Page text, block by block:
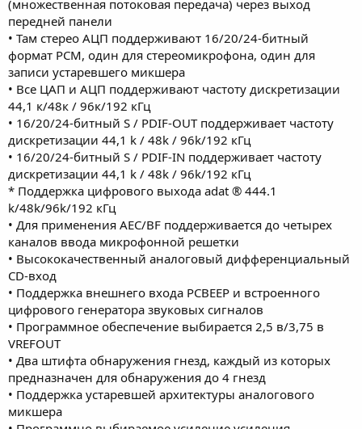
(множественная потоковая передача) через выход
передней панели
• Там стерео АЦП поддерживают 16/20/24-битный
формат PCM, один для стереомикрофона, один для
записи устаревшего микшера
• Все ЦАП и АЦП поддерживают частоту дискретизации
44,1 к/48к / 96к/192 кГц
• 16/20/24-битный S / PDIF-OUT поддерживает частоту
дискретизации 44,1 k / 48k / 96k/192 кГц
• 16/20/24-битный S / PDIF-IN поддерживает частоту
дискретизации 44,1 k / 48k / 96k/192 кГц
* Поддержка цифрового выхода adat ® 444.1
k/48k/96k/192 кГц
• Для применения AEC/BF поддерживается до четырех
каналов ввода микрофонной решетки
• Высококачественный аналоговый дифференциальный
CD-вход
• Поддержка внешнего входа PCBEEP и встроенного
цифрового генератора звуковых сигналов
• Программное обеспечение выбирается 2,5 в/3,75 в
VREFOUT
• Два штифта обнаружения гнезд, каждый из которых
предназначен для обнаружения до 4 гнезд
• Поддержка устаревшей архитектуры аналогового
микшера